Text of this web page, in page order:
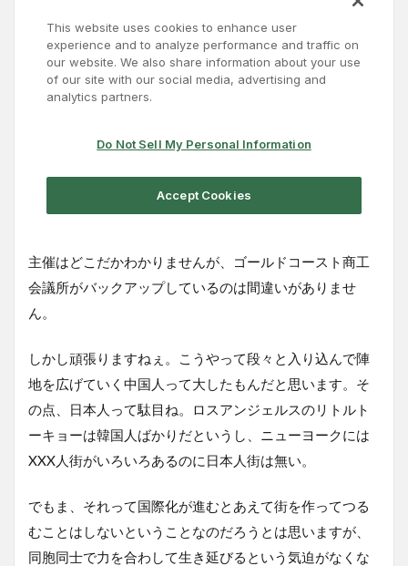
主催はどこだかわかりませんが、ゴールドコースト商工
会議所がバックアップしているのは間違いがありませ
ん。
しかし頑張りますねぇ。こうやって段々と入り込んで陣
地を広げていく中国人って大したもんだと思います。そ
の点、日本人って駄目ね。ロスアンジェルスのリトルト
ーキョーは韓国人ばかりだというし、ニューヨークには
XXX人街がいろいろあるのに日本人街は無い。
でもま、それって国際化が進むとあえて街を作ってつる
むことはしないということなのだろうとは思いますが、
同胞同士で力を合わして生き延びるという気迫がなくな